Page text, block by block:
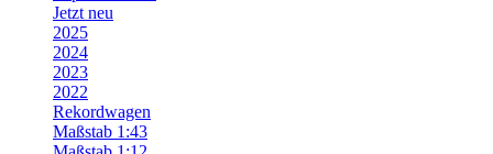
Jetzt neu
2025
2024
2023
2022
Rekordwagen
Maßstab 1:43